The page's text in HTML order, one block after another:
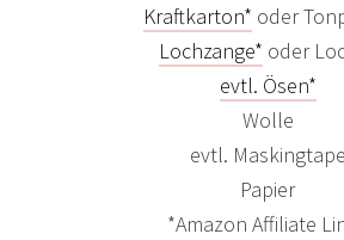
Kraftkarton* oder
Lochzange* oder
evtl. Ösen*
Wolle
evtl. Maskingtape
Papier
*Amazon Affiliate